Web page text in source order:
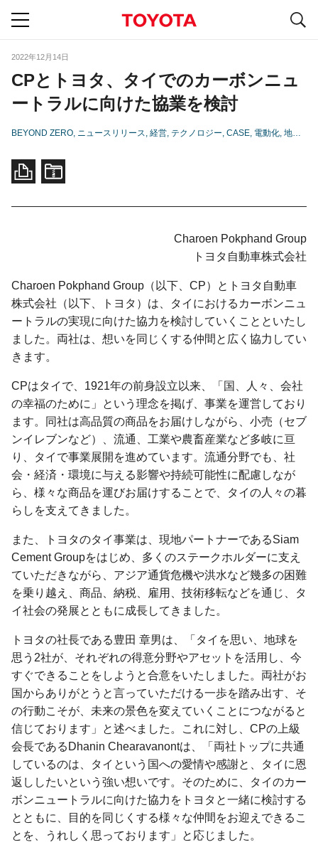
2022年12月14日
CPとトヨタ、タイでのカーボンニュ
ートラルに向けた協業を検討
BEYOND ZERO ニュースリリース 経営 テクノロジー CASE 電動化 地域
Charoen Pokphand Group
トヨタ自動車株式会社
Charoen Pokphand Group（以下、CP）とトヨタ自動車
株式会社（以下、トヨタ）は、タイにおけるカーボンニュ
ートラルの実現に向けた協力を検討していくことといたし
ました。両社は、想いを同じくする仲間と広く協力してい
きます。
CPはタイで、1921年の前身設立以来、「国、人々、会社
の幸福のために」という理念を掲げ、事業を運営しており
ます。同社は高品質の商品をお届けしながら、小売（セブ
ンイレブンなど）、流通、工業や農畜産業など多岐に亘
り、タイで事業展開を進めています。流通分野でも、社
会・経済・環境に与える影響や持続可能性に配慮しなが
ら、様々な商品を運びお届けすることで、タイの人々の暮
らしを支えてきました。
また、トヨタのタイ事業は、現地パートナーであるSiam
Cement Groupをはじめ、多くのステークホルダーに支え
ていただきながら、アジア通貨危機や洪水など幾多の困難
を乗り越え、商品、納税、雇用、技術移転などを通じ、タ
イ社会の発展とともに成長してきました。
トヨタの社長である豊田 章男は、「タイを思い、地球を
思う2社が、それぞれの得意分野やアセットを活用し、今
すぐできることをしようと合意をいたしました。両社がお
国からありがとうと言っていただける一歩を踏み出す、そ
の行動こそが、未来の景色を変えていくことにつながると
信じております」と述べました。これに対し、CPの上級
会長であるDhanin Chearavanontは、「両社トップに共通
しているのは、タイという国への愛情や感謝と、タイに恩
返ししたいという強い想いです。そのために、タイのカー
ボンニュートラルに向けた協力をトヨタと一緒に検討する
とともに、目的を同じくする様々な仲間をお迎えできるこ
とを、うれしく思っております」と応じました。